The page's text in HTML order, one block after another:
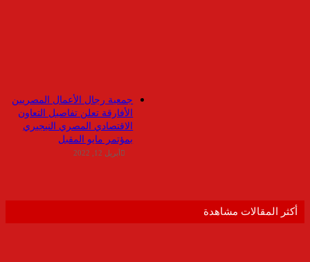
جمعية رجال الأعمال المصريين
الأفارقة تعلن تفاصيل التعاون
الاقتصادي المصري النيجيري
بمؤتمر مايو المقبل
أبريل 12, 2022
أكثر المقالات مشاهدة